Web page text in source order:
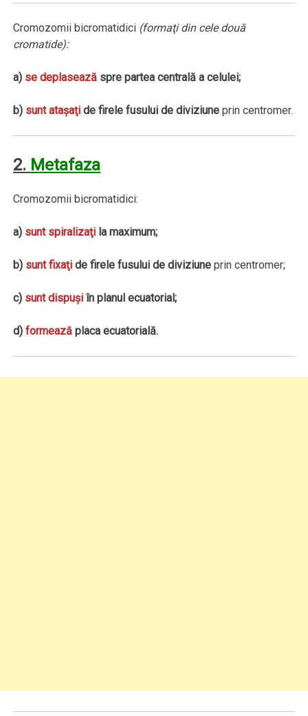
Cromozomii bicromatidici (formaţi din cele două
cromatide):
a) se deplasează spre partea centrală a celulei;
b) sunt ataşaţi de firele fusului de diviziune prin centromer.
2. Metafaza
Cromozomii bicromatidici:
a) sunt spiralizaţi la maximum;
b) sunt fixaţi de firele fusului de diviziune prin centromer;
c) sunt dispuşi în planul ecuatorial;
d)formează placa ecuatorială.